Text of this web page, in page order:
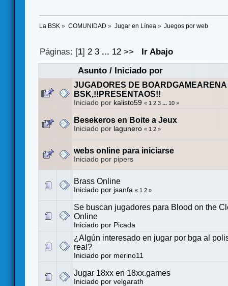
La BSK » COMUNIDAD » Jugar en Línea » Juegos por web
Páginas: [1]2 3 ... 12 >>
Ir Abajo
Asunto/ Iniciado por
JUGADORES DE
BSK,!!PRESENTAOS!!
Iniciado por kalisto59 « 1 2 3 ... 10 »
Besekeros en Boite a Jeux
Iniciado por lagunero « 1 2 »
webs online para iniciarse
Iniciado por pipers
Brass Online
Iniciado por jsanfa « 1 2 »
Se buscan jugadores para Blood on the
Online
Iniciado por Picada
¿Algún interesado en jugar por bga al
real?
Iniciado por merino11
Jugar 18xx en 18xx.games
Iniciado por velgarath